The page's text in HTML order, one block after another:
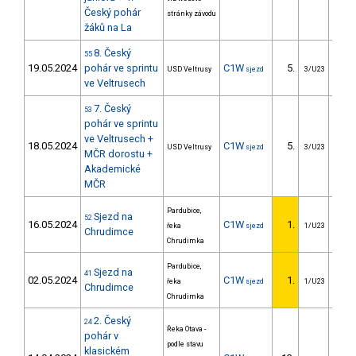
Český pohár
žáků na La
stránky závodu
19.05.2024
55 8. Český
pohár ve sprintu
ve Veltrusech
USD Veltrusy C1W sjezd 5. 3/U23
18.05.2024
53 7. Český
pohár ve sprintu
ve Veltrusech +
MČR dorostu +
Akademické
MČR
USD Veltrusy C1W sjezd 5. 3/U23
16.05.2024
52 Sjezd na
Chrudimce
Pardubice,
řeka
Chrudimka
C1W sjezd 1. 1/U23
02.05.2024
41 Sjezd na
Chrudimce
Pardubice,
řeka
Chrudimka
C1W sjezd 1. 1/U23
24 2. Český
pohár v
klasickém
Řeka Otava -
podle stavu